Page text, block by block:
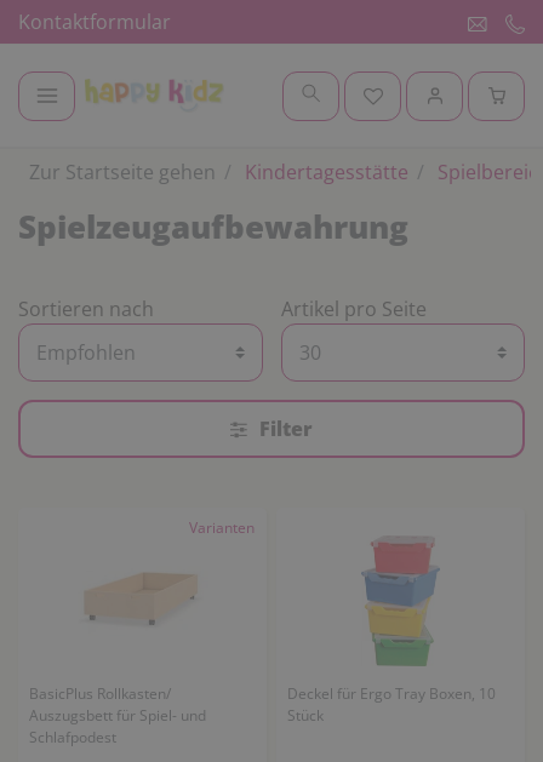
Kontaktformular
Zur Startseite gehen Kindertagesstätte
Spielzeugaufbewahrung
Sortieren nach Artikel pro Seite
Filter
Varianten
BasicPlus Rollkasten/
Auszugsbett für Spiel- und
Schlafpodest
Deckel für Ergo Tray Boxen, 10
Stück